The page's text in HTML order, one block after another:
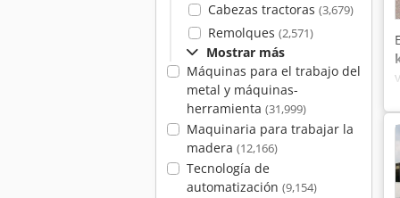
Cabezas tractoras (3,679)
Remolques (2,571)
Mostrar más
Máquinas para el trabajo del
metal y máquinas-
herramienta (31,999)
Maquinaria para trabajar la
madera (12,166)
Tecnología de
automatización (9,154)